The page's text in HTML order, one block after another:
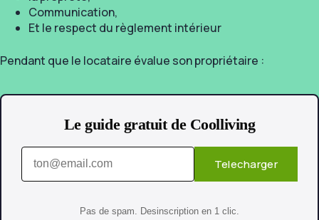
Communication,
Et le respect du règlement intérieur
Pendant que le locataire évalue son propriétaire :
Le guide gratuit de Coolliving
Telecharger
Pas de spam. Desinscription en 1 clic.